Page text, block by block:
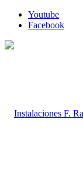
Youtube
Facebook